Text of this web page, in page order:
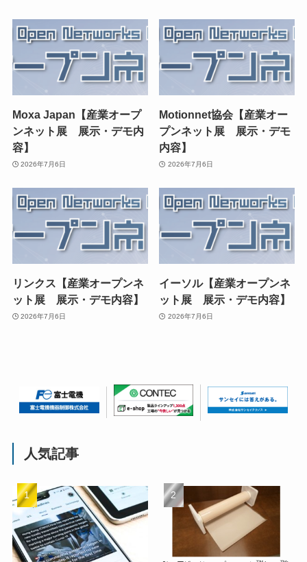
Moxa Japan【産業オープ
ンネット展 展示・デモ内
容】
2026年7月6日
Motionnet協会【産業オー
プンネット展 展示・デモ
内容】
2026年7月6日
リンクス【産業オープンネ
ット展 展示・デモ内容】
2026年7月6日
イーソル【産業オープンネ
ット展 展示・デモ内容】
2026年7月6日
人気記事